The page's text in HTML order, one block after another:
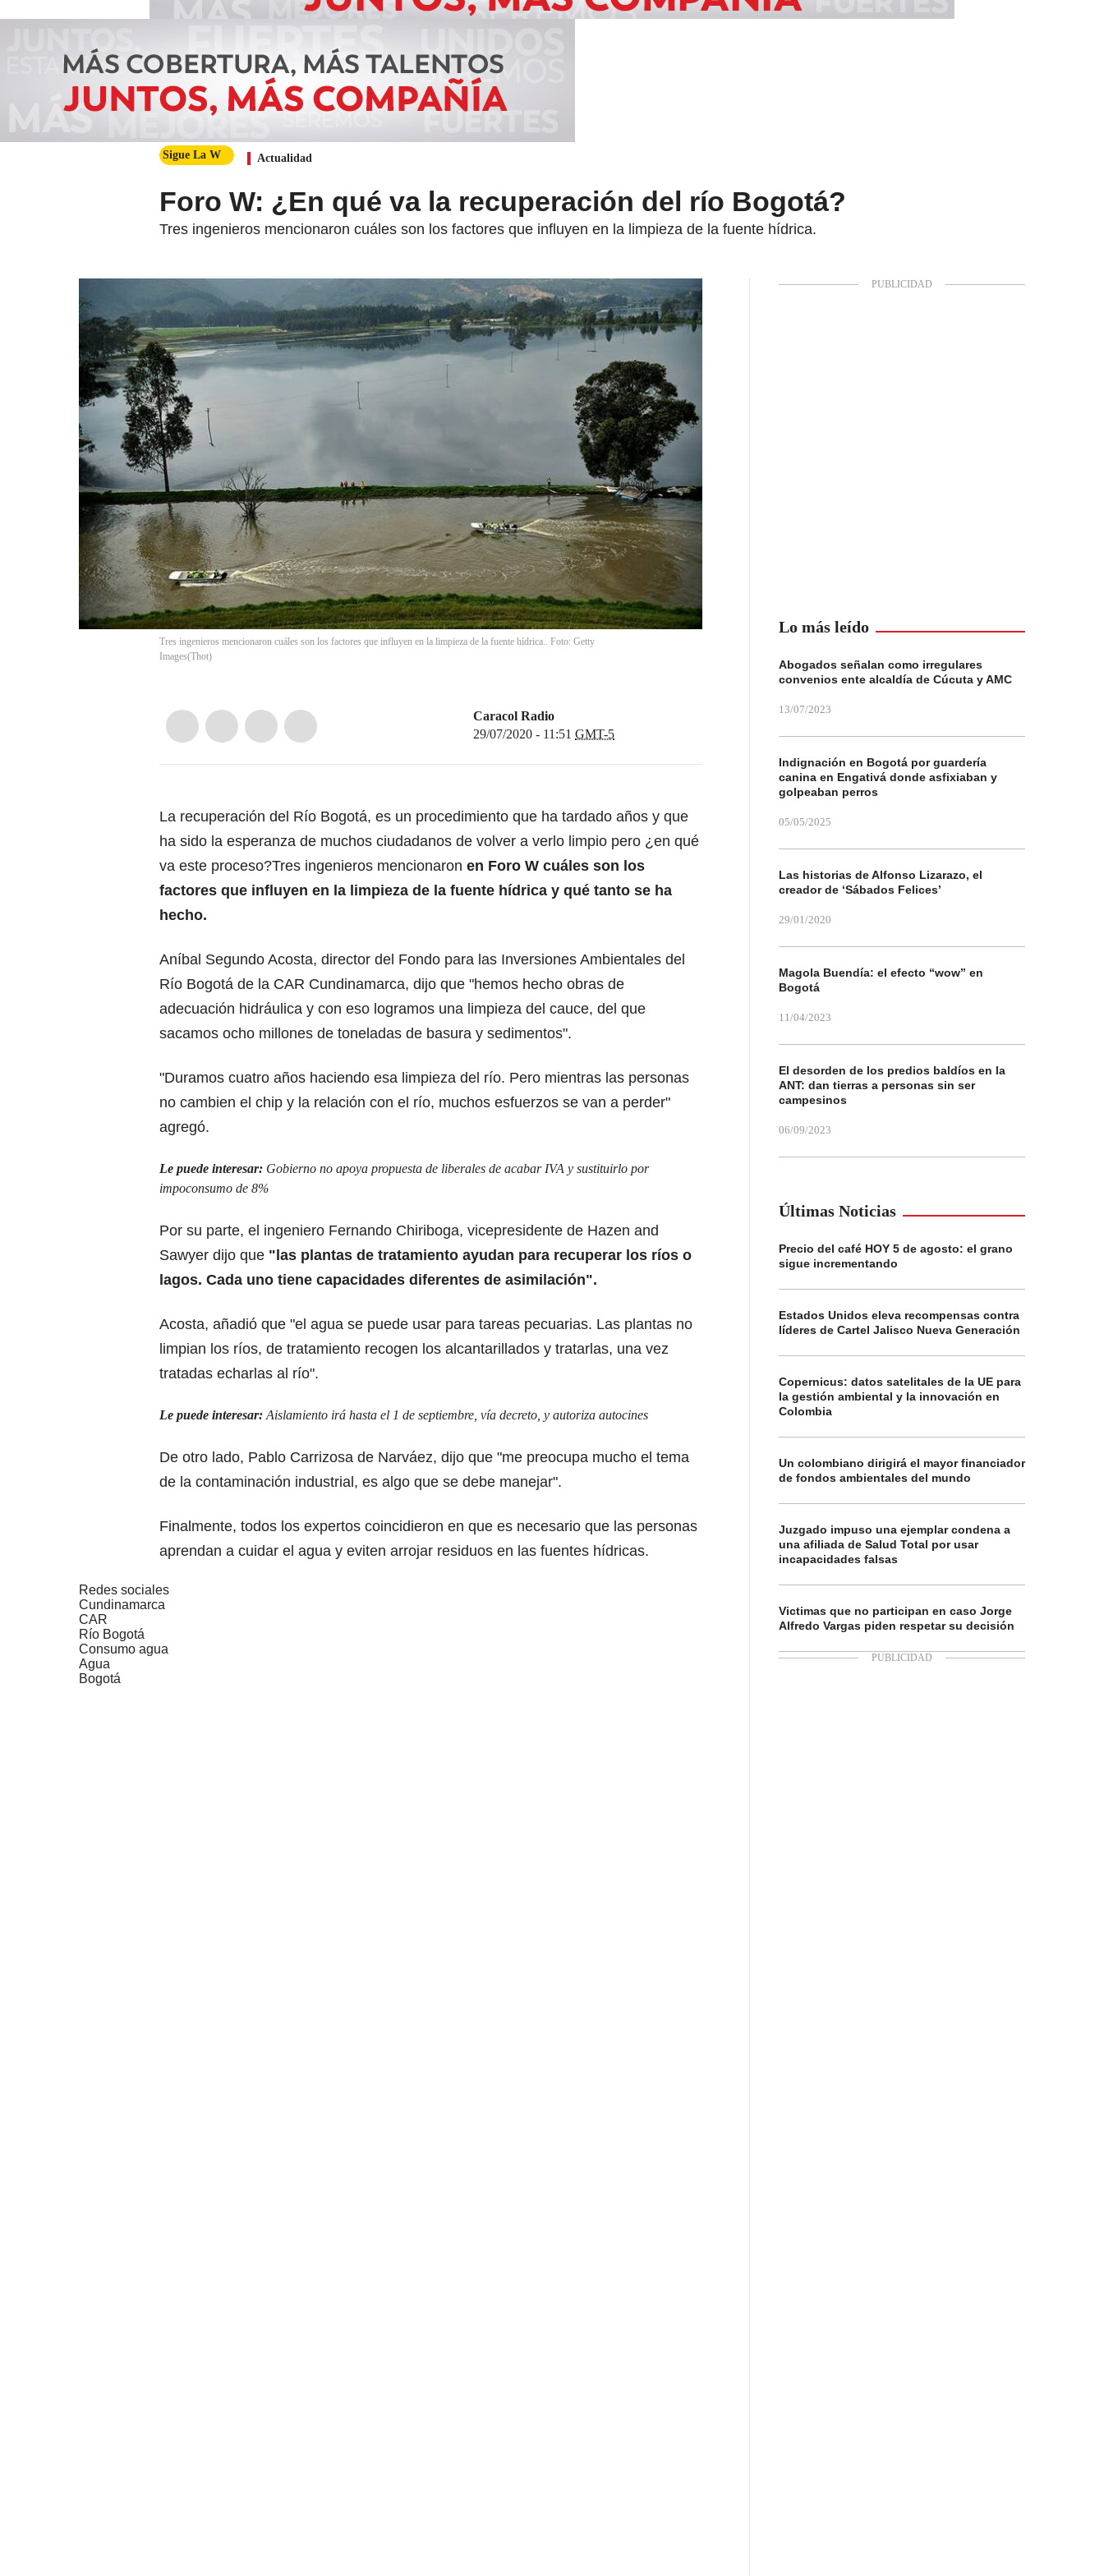
Sigue La W Actualidad
Foro W: ¿En qué va la recuperación del río Bogotá?
Tres ingenieros mencionaron cuáles son los factores que influyen en la limpieza de la fuente hídrica.
Tres ingenieros mencionaron cuáles son los factores que influyen en la limpieza de la fuente hídrica.. Foto: Getty
Images(Thot)
Caracol Radio
29/07/2020 - 11:51 GMT-5
La recuperación del Río Bogotá, es un procedimiento que ha tardado años y que
ha sido la esperanza de muchos ciudadanos de volver a verlo limpio pero ¿en qué
va este proceso?Tres ingenieros mencionaron en Foro W cuáles son los
factores que influyen en la limpieza de la fuente hídrica y qué tanto se ha
hecho.
Aníbal Segundo Acosta, director del Fondo para las Inversiones Ambientales del
Río Bogotá de la CAR Cundinamarca, dijo que "hemos hecho obras de
adecuación hidráulica y con eso logramos una limpieza del cauce, del que
sacamos ocho millones de toneladas de basura y sedimentos".
"Duramos cuatro años haciendo esa limpieza del río. Pero mientras las personas
no cambien el chip y la relación con el río, muchos esfuerzos se van a perder"
agregó.
Le puede interesar: Gobierno no apoya propuesta de liberales de acabar IVA y sustituirlo por
impoconsumo de 8%
Por su parte, el ingeniero Fernando Chiriboga, vicepresidente de Hazen and
Sawyer dijo que "las plantas de tratamiento ayudan para recuperar los ríos o
lagos. Cada uno tiene capacidades diferentes de asimilación".
Acosta, añadió que "el agua se puede usar para tareas pecuarias. Las plantas no
limpian los ríos, de tratamiento recogen los alcantarillados y tratarlas, una vez
tratadas echarlas al río".
Le puede interesar: Aislamiento irá hasta el 1 de septiembre, vía decreto, y autoriza autocines
De otro lado, Pablo Carrizosa de Narváez, dijo que "me preocupa mucho el tema
de la contaminación industrial, es algo que se debe manejar".
Finalmente, todos los expertos coincidieron en que es necesario que las personas
aprendan a cuidar el agua y eviten arrojar residuos en las fuentes hídricas.
Redes sociales
Cundinamarca
CAR
Río Bogotá
Consumo agua
Agua
Bogotá
Lo más leído
Abogados señalan como irregulares
convenios ente alcaldía de Cúcuta y AMC
13/07/2023
Indignación en Bogotá por guardería
canina en Engativá donde asfixiaban y
golpeaban perros
05/05/2025
Las historias de Alfonso Lizarazo, el
creador de ‘Sábados Felices’
29/01/2020
Magola Buendía: el efecto “wow” en
Bogotá
11/04/2023
El desorden de los predios baldíos en la
ANT: dan tierras a personas sin ser
campesinos
06/09/2023
Últimas Noticias
Precio del café HOY 5 de agosto: el grano
sigue incrementando
Estados Unidos eleva recompensas contra
líderes de Cartel Jalisco Nueva Generación
Copernicus: datos satelitales de la UE para
la gestión ambiental y la innovación en
Colombia
Un colombiano dirigirá el mayor financiador
de fondos ambientales del mundo
Juzgado impuso una ejemplar condena a
una afiliada de Salud Total por usar
incapacidades falsas
Victimas que no participan en caso Jorge
Alfredo Vargas piden respetar su decisión